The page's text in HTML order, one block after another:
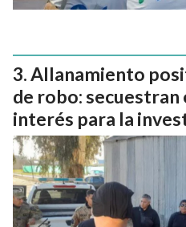
Allanamiento
de robo:
interés para la